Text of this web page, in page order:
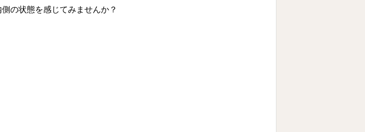
の状態を感じてみませんか？